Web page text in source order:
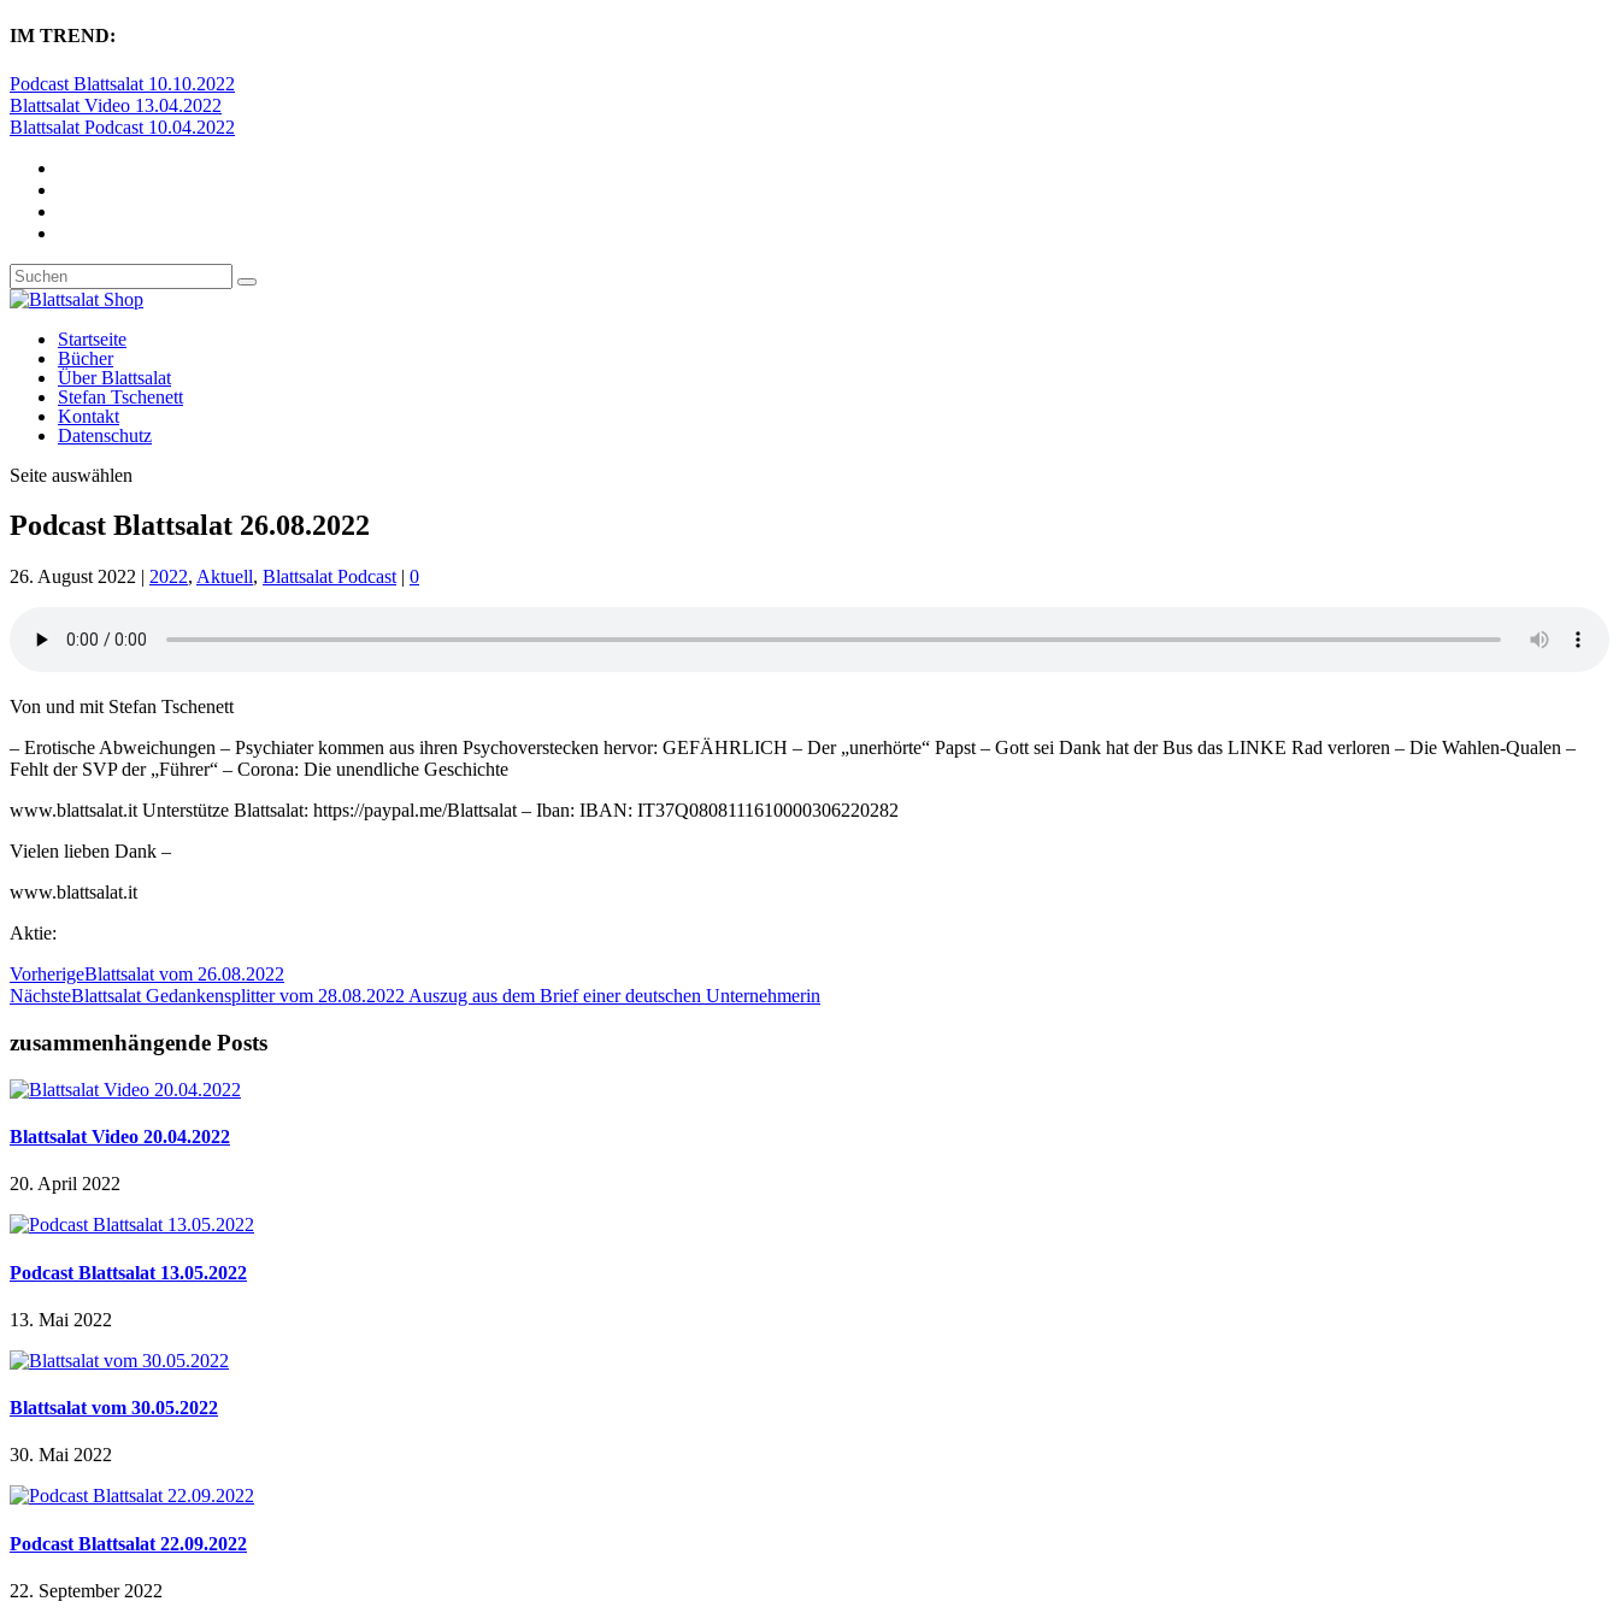
IM TREND:
Podcast Blattsalat 10.10.2022
Blattsalat Video 13.04.2022
Blattsalat Podcast 10.04.2022
Startseite
Bücher
Über Blattsalat
Stefan Tschenett
Kontakt
Datenschutz
Seite auswählen
Podcast Blattsalat 26.08.2022
26. August 2022 | 2022, Aktuell, Blattsalat Podcast | 0
Von und mit Stefan Tschenett
– Erotische Abweichungen – Psychiater kommen aus ihren Psychoverstecken hervor: GEFÄHRLICH – Der „unerhörte“ Papst – Gott sei Dank hat der Bus das LINKE Rad verloren – Die Wahlen-Qualen –
Fehlt der SVP der „Führer“ – Corona: Die unendliche Geschichte
www.blattsalat.it Unterstütze Blattsalat: https://paypal.me/Blattsalat – Iban: IBAN: IT37Q0808111610000306220282
Vielen lieben Dank –
www.blattsalat.it
Aktie:
VorherigeBlattsalat vom 26.08.2022
NächsteBlattsalat Gedankensplitter vom 28.08.2022 Auszug aus dem Brief einer deutschen Unternehmerin
zusammenhängende Posts
Blattsalat Video 20.04.2022
20. April 2022
Podcast Blattsalat 13.05.2022
13. Mai 2022
Blattsalat vom 30.05.2022
30. Mai 2022
Podcast Blattsalat 22.09.2022
22. September 2022